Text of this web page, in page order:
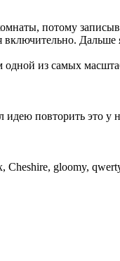
потому
одной из самых
повторить это
gloomy,